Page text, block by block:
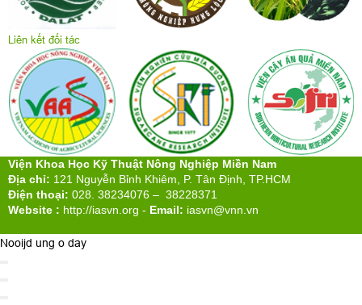
Liên kết đối tác
Viện Khoa Học Kỹ Thuật Nông Nghiệp Miền Nam
Địa chỉ: 121 Nguyễn Bỉnh Khiêm, P. Tân Định, TP.HCM
Điện thoại: 028. 38234076 – 38228371
Website : http://iasvn.org - Email: iasvn@vnn.vn
Nooijd ung o day